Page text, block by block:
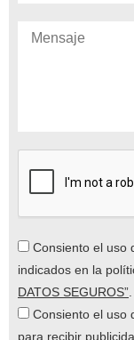
Consiento el uso
indicados en la
DATOS SEGUROS”
Consiento el uso
para recibir